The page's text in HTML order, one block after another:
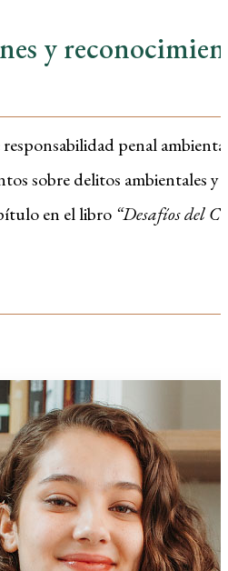
y
penal
sobre delitos ambientales y
en el libro “Desafíos del